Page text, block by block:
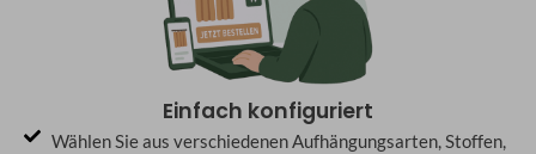
Einfach konfiguriert
Wählen Sie aus verschiedenen Aufhängungsarten, Stoffen,